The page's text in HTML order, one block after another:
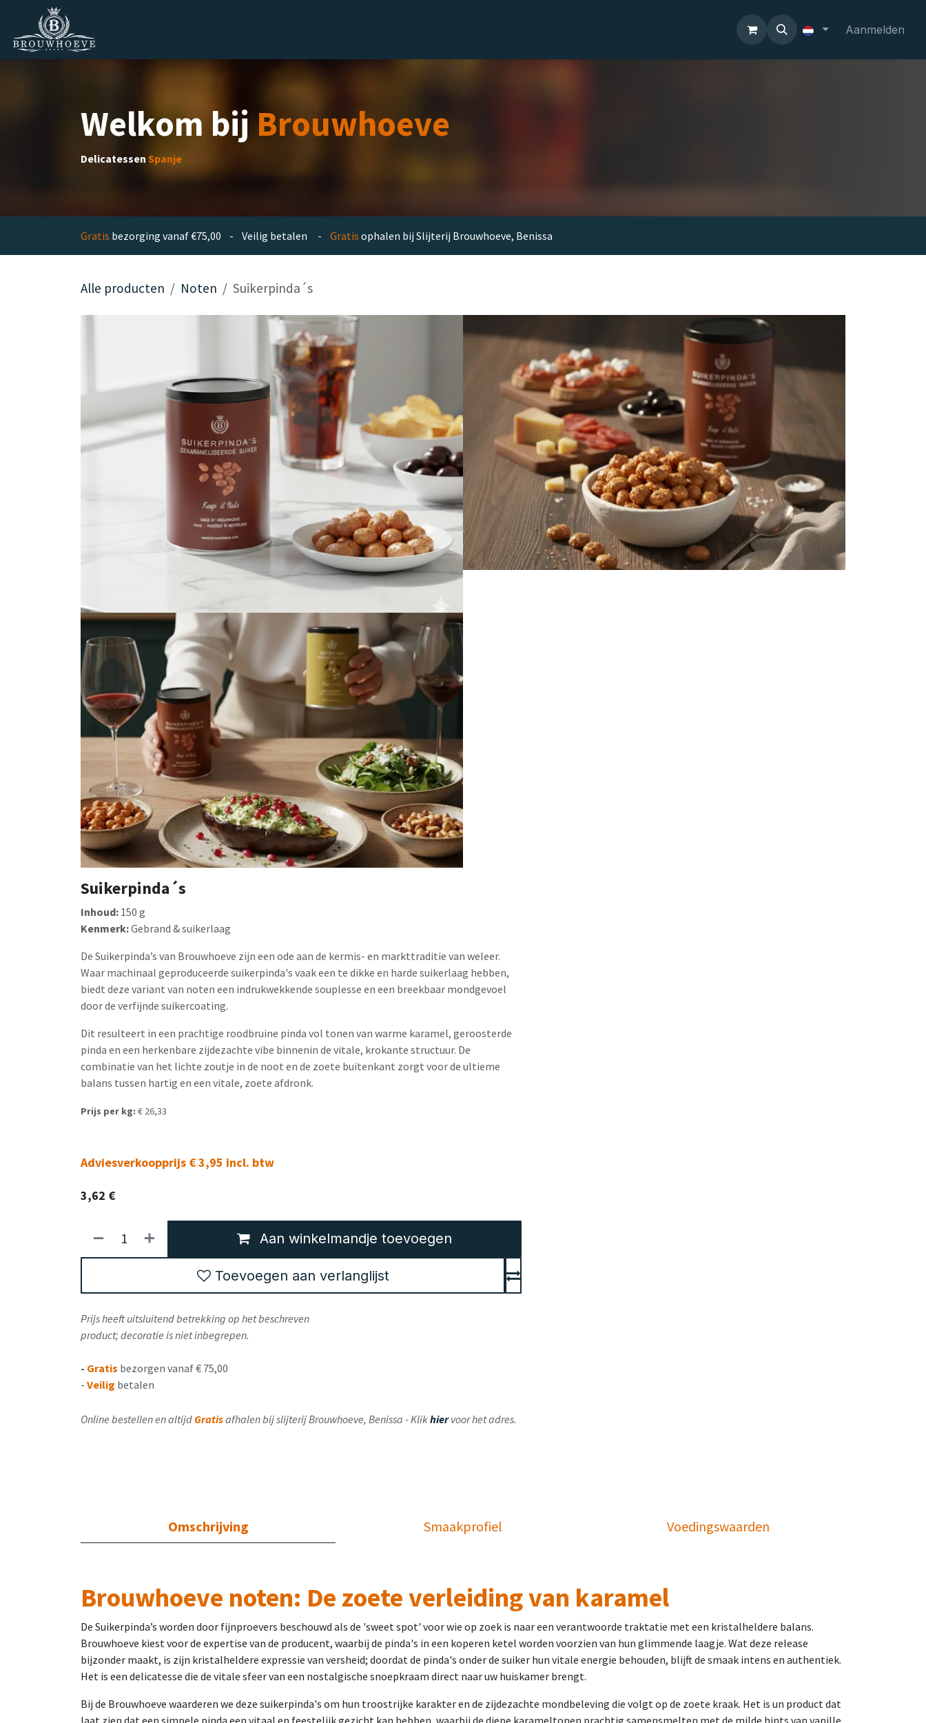
Overslaan naar inhoud
Aanmelden
Welkom bijBrouwhoeve
Delicatessen Spanje
Gratis bezorging vanaf €75,00 - Veilig betalen - Gratis ophalen bij Slijterij Brouwhoeve, Benissa
Alle producten Noten Suikerpinda´s
Suikerpinda´s
Inhoud: 150 g
Kenmerk:Gebrand & suikerlaag
De Suikerpinda’s van Brouwhoeve zijn een ode aan de kermis- en markttraditie van weleer.
Waar machinaal geproduceerde suikerpinda's vaak een te dikke en harde suikerlaag hebben,
biedt deze variant van noten een indrukwekkende souplesse en een breekbaar mondgevoel
door de verfijnde suikercoating.
Dit resulteert in een prachtige roodbruine pinda vol tonen van warme karamel, geroosterde
pinda en een herkenbare zijdezachte vibe binnenin de vitale, krokante structuur. De
combinatie van het lichte zoutje in de noot en de zoete buitenkant zorgt voor de ultieme
balans tussen hartig en een vitale, zoete afdronk.
Prijs per kg: € 26,33
Adviesverkoopprijs € 3,95 incl. btw
3,62 €
Aan winkelmandje toevoegen
Toevoegen aan verlanglijst
Prijs heeft uitsluitend betrekking op het beschreven
product; decoratie is niet inbegrepen.
- Gratis bezorgen vanaf € 75,00
- Veilig betalen
Online bestellen en altijd Gratisafhalen bij slijterij Brouwhoeve, Benissa - Klikhiervoor het adres.
Omschrijving Smaakprofiel Voedingswaarden
Brouwhoeve noten: De zoete verleiding van karamel
De Suikerpinda’s worden door fijnproevers beschouwd als de 'sweet spot' voor wie op zoek is naar een verantwoorde traktatie met een kristalheldere balans.
Brouwhoeve kiest voor de expertise van de producent, waarbij de pinda's in een koperen ketel worden voorzien van hun glimmende laagje. Wat deze release
bijzonder maakt, is zijn kristalheldere expressie van versheid; doordat de pinda's onder de suiker hun vitale energie behouden, blijft de smaak intens en authentiek.
Het is een delicatesse die de vitale sfeer van een nostalgische snoepkraam direct naar uw huiskamer brengt.
Bij de Brouwhoeve waarderen we deze suikerpinda's om hun troostrijke karakter en de zijdezachte mondbeleving die volgt op de zoete kraak. Het is un product dat